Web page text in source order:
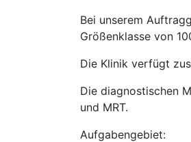
Bei unserem
Größenklasse von
Die Klinik verfügt
Die diagnostischen
und MRT.
Aufgabengebiet: